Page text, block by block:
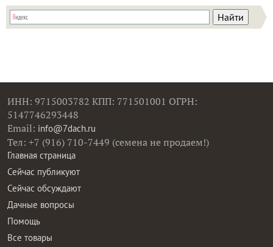
ИНН: 9715003782 КПП: 771501001 ОГРН:
5147746293448
Email: info@7dach.ru
Тел: +7 (916) 710-7449 (семена не продаем!)
Главная страница
Сейчас публикуют
Сейчас обсуждают
Дачные вопросы
Помощь
Все товары